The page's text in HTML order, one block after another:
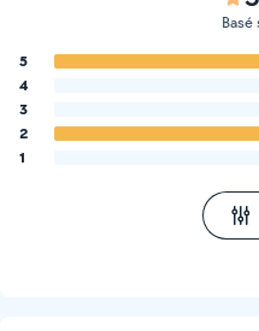
Basé
5
4
3
2
1